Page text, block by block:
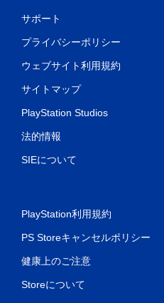
サポート
プライバシーポリシー
ウェブサイト利用規約
サイトマップ
PlayStation Studios
法的情報
SIEについて
PlayStation利用規約
PS Storeキャンセルポリシー
健康上のご注意
Storeについて